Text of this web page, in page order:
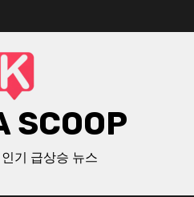
SCOOP
기 급상승 뉴스